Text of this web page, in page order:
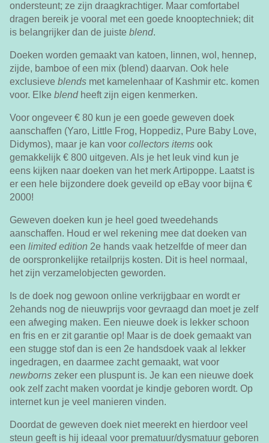
ondersteunt; ze zijn draagkrachtiger. Maar comfortabel
dragen bereik je vooral met een goede knooptechniek; dit
is belangrijker dan de juiste blend.
Doeken worden gemaakt van katoen, linnen, wol, hennep,
zijde, bamboe of een mix (blend) daarvan. Ook hele
exclusieve blends met kamelenhaar of Kashmir etc. komen
voor. Elke blendheeft zijn eigen kenmerken.
Voor ongeveer € 80 kun je een goede geweven doek
aanschaffen (Yaro, Little Frog, Hoppediz, Pure Baby Love,
Didymos), maar je kan voor collectors items ook
gemakkelijk € 800 uitgeven. Als je het leuk vind kun je
eens kijken naar doeken van het merk Artipoppe. Laatst is
er een hele bijzondere doek geveild op eBay voor bijna €
2000!
Geweven doeken kun je heel goed tweedehands
aanschaffen. Houd er wel rekening mee dat doeken van
een limited edition 2e hands vaak hetzelfde of meer dan
de oorspronkelijke retailprijs kosten. Dit is heel normaal,
het zijn verzamelobjecten geworden.
Is de doek nog gewoon online verkrijgbaar en wordt er
2ehands nog de nieuwprijs voor gevraagd dan moet je zelf
een afweging maken. Een nieuwe doek is lekker schoon
en fris en er zit garantie op! Maar is de doek gemaakt van
een stugge stof dan is een 2e handsdoek vaak al lekker
ingedragen, en daarmee zacht gemaakt, wat voor
newborns zeker een pluspunt is. Je kan een nieuwe doek
ook zelf zacht maken voordat je kindje geboren wordt. Op
internet kun je veel manieren vinden.
Doordat de geweven doek niet meerekt en hierdoor veel
steun geeft is hij ideaal voor prematuur/dysmatuur geboren